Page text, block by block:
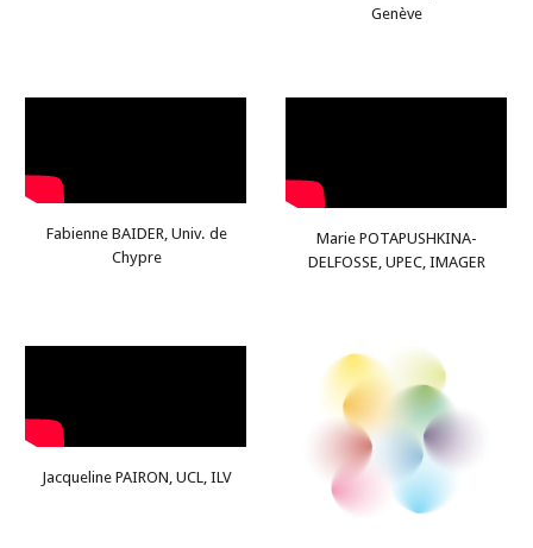
Genève
Fabienne BAIDER, Univ. de
Chypre
Marie POTAPUSHKINA-
DELFOSSE, UPEC, IMAGER
Jacqueline PAIRON, UCL, ILV